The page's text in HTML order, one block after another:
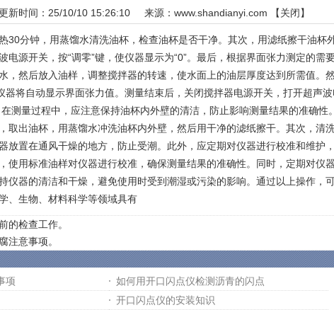
新时间：25/10/10 15:26:10 来源： www.shandianyi.com 【关闭】
30分钟，用蒸馏水清洗油杯，检查油杯是否干净。其次，用滤纸擦干油杯
电源开关，按“调零”键，使仪器显示为“0”。最后，根据界面张力测定的需
，然后放入油样，调整搅拌器的转速，使水面上的油层厚度达到所需值。
器将自动显示界面张力值。测量结束后，关闭搅拌器电源开关，打开超声
在测量过程中，应注意保持油杯内外壁的清洁，防止影响测量结果的准确
取出油杯，用蒸馏水冲洗油杯内外壁，然后用干净的滤纸擦干。其次，清
放置在通风干燥的地方，防止受潮。此外，应定期对仪器进行校准和维护
使用标准油样对仪器进行校准，确保测量结果的准确性。同时，定期对仪
仪器的清洁和干燥，避免使用时受到潮湿或污染的影响。通过以上操作，
、生物、材料科学等领域具有
的检查工作。
注意事项。
项
如何用开口闪点仪检测沥青的闪点
开口闪点仪的安装知识